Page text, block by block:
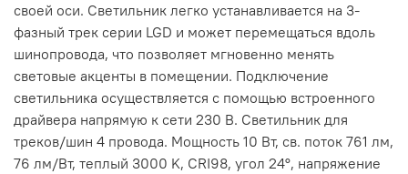
своей оси. Светильник легко устанавливается на 3-
фазный трек серии LGD и может перемещаться вдоль
шинопровода, что позволяет мгновенно менять
световые акценты в помещении. Подключение
светильника осуществляется с помощью встроенного
драйвера напрямую к сети 230 В. Светильник для
треков/шин 4 провода. Мощность 10 Вт, св. поток 761 лм,
76 лм/Вт, теплый 3000 K, CRI98, угол 24°, напряжение